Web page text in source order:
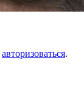
авторизоваться.